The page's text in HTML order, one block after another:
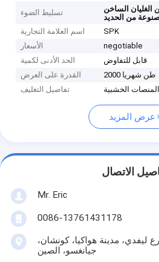
تسليط الضوء الغليان الساخن
من الحديد
اسم العلامة التجارية
SPK
الأسعار
negotiable
الحد الأدنى لكمية
قابل للتفاوض
القدرة على العرض
2000 طن شهريا
تفاصيل التغليف
الخشبية
عرض المزيد
الاتصال
Mr. Eric
0086-13761431178
لا.231شارع ليفدي، مدينة هواكيا، كونشان،
جيانغسو، الصين